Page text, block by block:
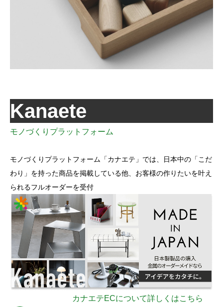
Kanaete
モノづくりプラットフォーム
モノづくりプラットフォーム「カナエテ」では、日本中の「こだ
わり」を持った商品を掲載している他、お客様の作りたいを叶え
られるフルオーダーを受付
カナエテECについて詳しくはこちら